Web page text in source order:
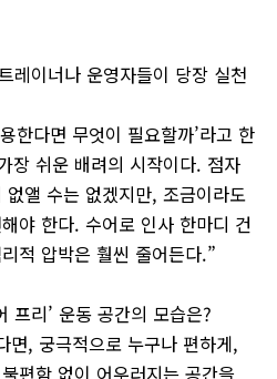
레이너나 운영자들이 당장 실천
한다면 무엇이 필요할까’라고 한
장 쉬운 배려의 시작이다. 점자
앨 수는 없겠지만, 조금이라도
야 한다. 수어로 인사 한마디 건
적 압박은 훨씬 줄어든다.”
프리’ 운동 공간의 모습은?
면, 궁극적으로 누구나 편하게,